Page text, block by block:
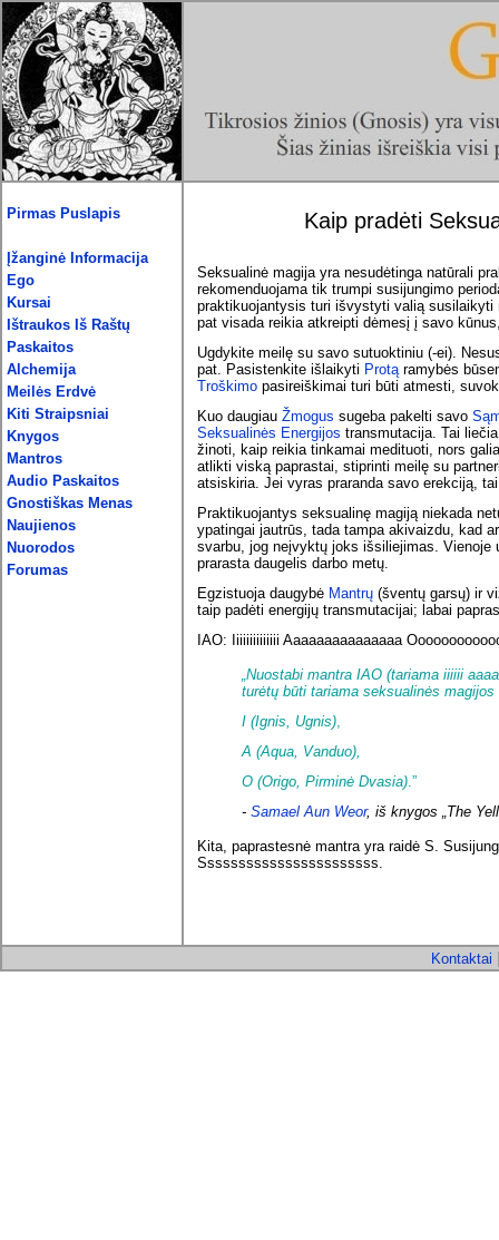
Pirmas Puslapis
Įžanginė Informacija
Ego
Kursai
Ištraukos Iš Raštų
Paskaitos
Alchemija
Meilės Erdvė
Kiti Straipsniai
Knygos
Mantros
Audio Paskaitos
Gnostiškas Menas
Naujienos
Nuorodos
Forumas
Kaip pradėti
Seksualinė magija yra nesudėtinga natūrali
rekomenduojama tik trumpi susijungimo
praktikuojantysis turi išvystyti valią susilaikyti
pat visada reikia atkreipti dėmesį į savo
Ugdykite meilę su savo sutuoktiniu (-ei).
pat. Pasistenkite išlaikyti Protąramybės
Troškimo pasireiškimai turi būti atmesti,
Kuo daugiau Žmogus sugeba pakelti savo
Seksualinės Energijos transmutacija. Tai
žinoti, kaip reikia tinkamai medituoti, nors
atlikti viską paprastai, stiprinti meilę su
atsiskiria. Jei vyras praranda savo erekciją,
Praktikuojantys seksualinę magiją niekada
ypatingai jautrūs, tada tampa akivaizdu, kad
svarbu, jog neįvyktų joks išsiliejimas.
prarasta daugelis darbo metų.
Egzistuoja daugybė Mantrų (šventų garsų) ir
taip padėti energijų transmutacijai; labai
IAO: Iiiiiiiiiiiiii Aaaaaaaaaaaaaaa
„Nuostabi mantra IAO (tariama iiiiii
turėtų būti tariama seksualinės
I (Ignis, Ugnis),
A (Aqua, Vanduo),
O (Origo, Pirminė Dvasia).”
- Samael Aun Weor, iš knygos „The
Kita, paprastesnė mantra yra raidė S.
Sssssssssssssssssssssss.
Kontaktai |